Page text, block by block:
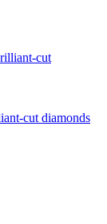
cut diamonds